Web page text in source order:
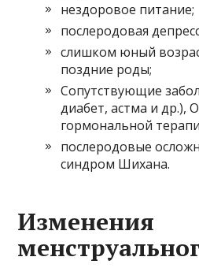
нездоровое питание;
послеродовая
слишком юный
поздние роды;
Сопутствующие
диабет, астма и др.),
гормональной
послеродовые
синдром Шихана.
Изменения